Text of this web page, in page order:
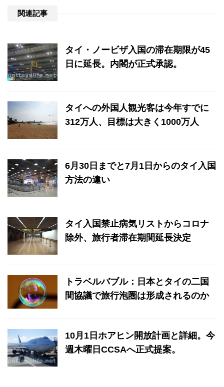
関連記事
タイ・ノービザ入国の滞在期限が45
日に延長。内閣が正式承認。
タイへの外国人観光客は今年すでに
312万人、目標は大きく1000万人
6月30日までと7月1日からのタイ入国
方法の違い
タイ入国禁止病気リストからコロナ
除外、旅行者滞在期間延長決定
トラベルバブル：日本とタイの二国
間協議で旅行泡圏は形成されるのか
10月1日ホアヒン開放計画と詳細。今
週木曜日CCSAへ正式提案。